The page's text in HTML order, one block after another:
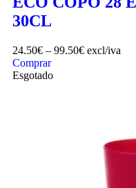
30CL
24.50€ – 99.50€ excl/iva
Comprar
Esgotado